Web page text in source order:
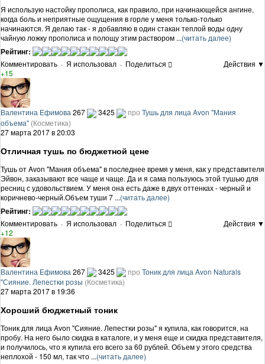
Я использую настойку прополиса, как правило, при начинающейся ангине,
когда боль и неприятные ощущения в горле у меня только-только
начинаются. Я делаю так - я добавляю в один стакан теплой воды одну
чайную ложку прополиса и полощу этим раствором ...(читать далее)
Рейтинг:
Комментировать · Я использовал · Поделиться
Действия ▼
+15
Валентина Ефимова 267 3425 про Тушь для лица Avon "Мания
объема" (Косметика)
27 марта 2017 в 20:03
Отличная тушь по бюджетной цене
Тушь от Avon "Мания объема" в последнее время у меня, как у представителя
Эйвон, заказывают все чаще и чаще. Да и я сама пользуюсь этой тушью для
ресниц с удовольствием. У меня она есть даже в двух оттенках - черный и
коричнево-черный.Объем туши 7 ...(читать далее)
Рейтинг:
Комментировать · Я использовал · Поделиться
Действия ▼
+12
Валентина Ефимова 267 3425 про Тоник для лица Avon Naturals
"Сияние. Лепестки розы (Косметика)
27 марта 2017 в 19:36
Хороший бюджетный тоник
Тоник для лица Avon "Сияние. Лепестки розы" я купила, как говорится, на
пробу. На него было скидка в каталоге, и у меня еще и скидка представителя,
и получилось, что я купила его всего за 60 рублей. Объем у этого средства
неплохой - 150 мл, так что ...(читать далее)